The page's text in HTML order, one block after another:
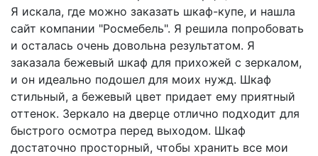
Я искала, где можно заказать шкаф-купе, и нашла
сайт компании "Росмебель". Я решила попробовать
и осталась очень довольна результатом. Я
заказала бежевый шкаф для прихожей с зеркалом,
и он идеально подошел для моих нужд. Шкаф
стильный, а бежевый цвет придает ему приятный
оттенок. Зеркало на дверце отлично подходит для
быстрого осмотра перед выходом. Шкаф
достаточно просторный, чтобы хранить все мои